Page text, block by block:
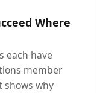
Where
each have
member
shows why